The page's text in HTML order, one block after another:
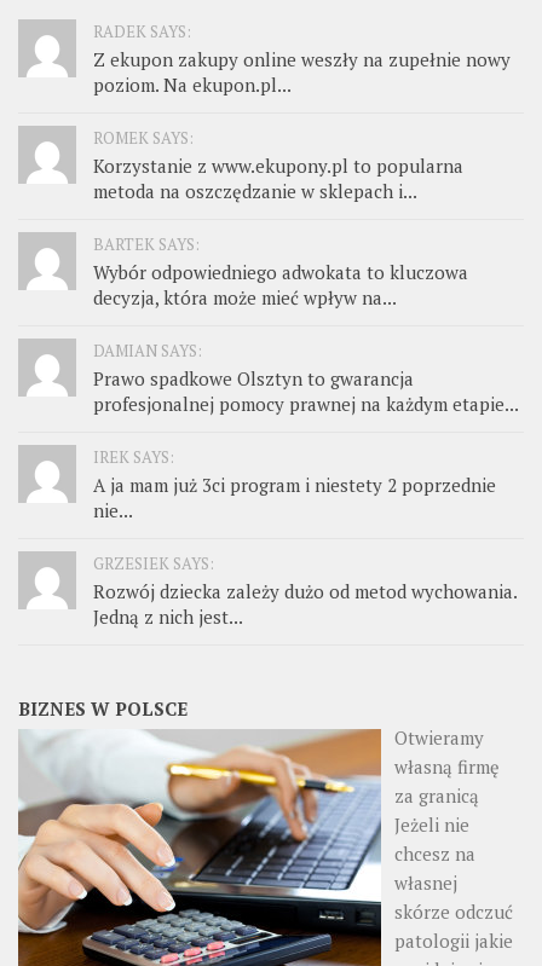
RADEK SAYS:
Z ekupon zakupy online weszły na zupełnie nowy
poziom. Na ekupon.pl...
ROMEK SAYS:
Korzystanie z www.ekupony.pl to popularna
metoda na oszczędzanie w sklepach i...
BARTEK SAYS:
Wybór odpowiedniego adwokata to kluczowa
decyzja, która może mieć wpływ na...
DAMIAN SAYS:
Prawo spadkowe Olsztyn to gwarancja
profesjonalnej pomocy prawnej na każdym etapie...
IREK SAYS:
A ja mam już 3ci program i niestety 2 poprzednie
nie...
GRZESIEK SAYS:
Rozwój dziecka zależy dużo od metod wychowania.
Jedną z nich jest...
BIZNES W POLSCE
Otwieramy
własną firmę
za granicą
Jeżeli nie
chcesz na
własnej
skórze odczuć
patologii jakie